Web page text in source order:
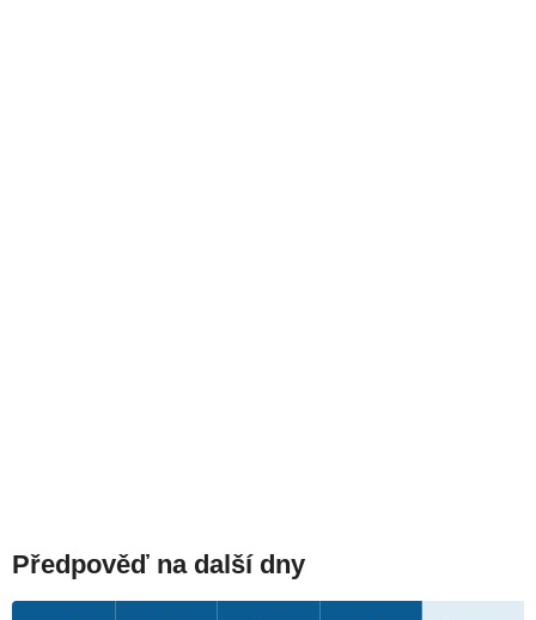
Předpověď na další dny